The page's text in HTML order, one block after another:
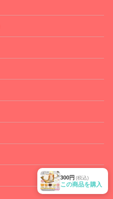
300円 (税込)
この商品を購入